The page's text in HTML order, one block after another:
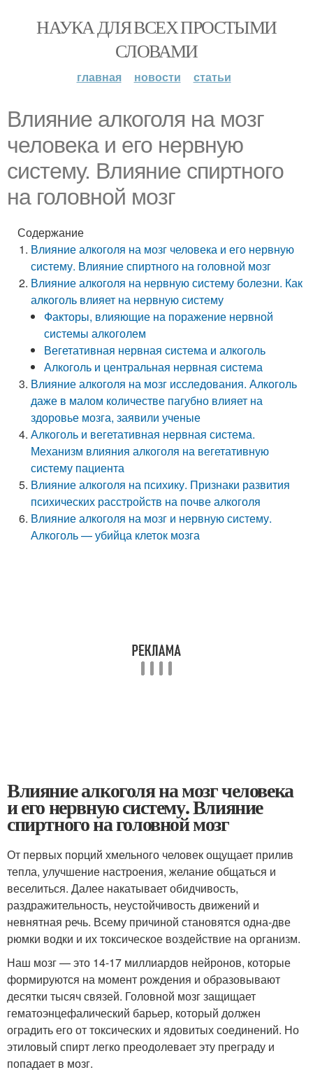
НАУКА ДЛЯ ВСЕХ ПРОСТЫМИ
СЛОВАМИ
главная новости статьи
Влияние алкоголя на мозг
человека и его нервную
систему. Влияние спиртного
на головной мозг
Содержание
Влияние алкоголя на мозг человека и его нервную
систему. Влияние спиртного на головной мозг
Влияние алкоголя на нервную систему болезни. Как
алкоголь влияет на нервную систему
Факторы, влияющие на поражение нервной
системы алкоголем
Вегетативная нервная система и алкоголь
Алкоголь и центральная нервная система
Влияние алкоголя на мозг исследования. Алкоголь
даже в малом количестве пагубно влияет на
здоровье мозга, заявили ученые
Алкоголь и вегетативная нервная система.
Механизм влияния алкоголя на вегетативную
систему пациента
Влияние алкоголя на психику. Признаки развития
психических расстройств на почве алкоголя
Влияние алкоголя на мозг и нервную систему.
Алкоголь — убийца клеток мозга
Влияние алкоголя на мозг человека
и его нервную систему. Влияние
спиртного на головной мозг
От первых порций хмельного человек ощущает прилив
тепла, улучшение настроения, желание общаться и
веселиться. Далее накатывает обидчивость,
раздражительность, неустойчивость движений и
невнятная речь. Всему причиной становятся одна-две
рюмки водки и их токсическое воздействие на организм.
Наш мозг — это 14-17 миллиардов нейронов, которые
формируются на момент рождения и образовывают
десятки тысяч связей. Головной мозг защищает
гематоэнцефалический барьер, который должен
оградить его от токсических и ядовитых соединений. Но
этиловый спирт легко преодолевает эту преграду и
попадает в мозг.